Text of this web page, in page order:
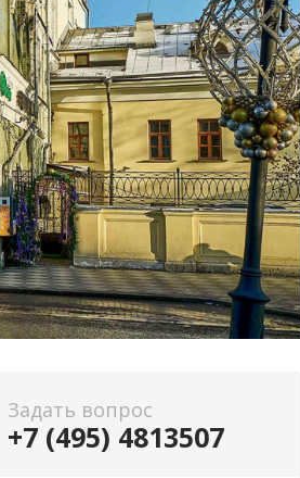
Задать вопрос
+7 (495) 4813507